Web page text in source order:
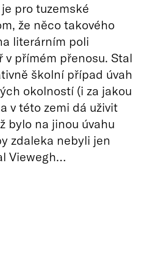
pro tuzemské
že něco takového
literárním poli
přímém přenosu. Stal
školní případ úvah
okolností (i za jakou
v této zemi dá uživit
bylo na jinou úvahu
zdaleka nebyli jen
Viewegh…